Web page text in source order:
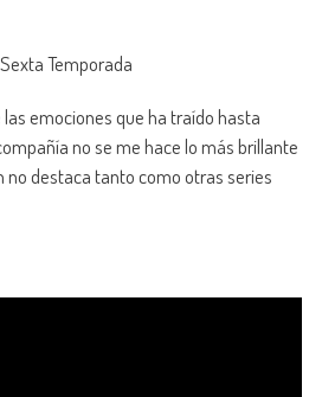
Temporada
emociones que ha traído hasta
no se me hace lo más brillante
no destaca tanto como otras series